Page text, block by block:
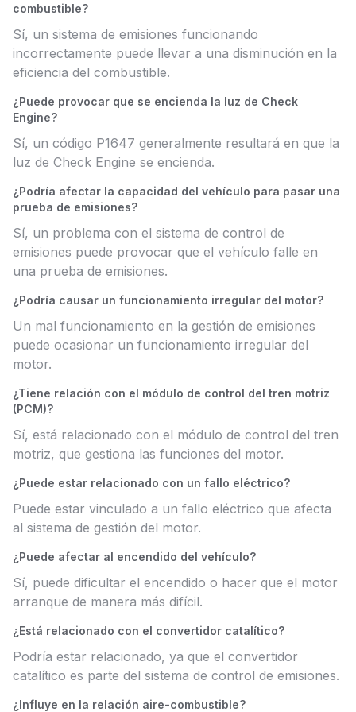
combustible?
Sí, un sistema de emisiones funcionando
incorrectamente puede llevar a una disminución en la
eficiencia del combustible.
¿Puede provocar que se encienda la luz de Check
Engine?
Sí, un código P1647 generalmente resultará en que la
luz de Check Engine se encienda.
¿Podría afectar la capacidad del vehículo para pasar una
prueba de emisiones?
Sí, un problema con el sistema de control de
emisiones puede provocar que el vehículo falle en
una prueba de emisiones.
¿Podría causar un funcionamiento irregular del motor?
Un mal funcionamiento en la gestión de emisiones
puede ocasionar un funcionamiento irregular del
motor.
¿Tiene relación con el módulo de control del tren motriz
(PCM)?
Sí, está relacionado con el módulo de control del tren
motriz, que gestiona las funciones del motor.
¿Puede estar relacionado con un fallo eléctrico?
Puede estar vinculado a un fallo eléctrico que afecta
al sistema de gestión del motor.
¿Puede afectar al encendido del vehículo?
Sí, puede dificultar el encendido o hacer que el motor
arranque de manera más difícil.
¿Está relacionado con el convertidor catalítico?
Podría estar relacionado, ya que el convertidor
catalítico es parte del sistema de control de emisiones.
¿Influye en la relación aire-combustible?